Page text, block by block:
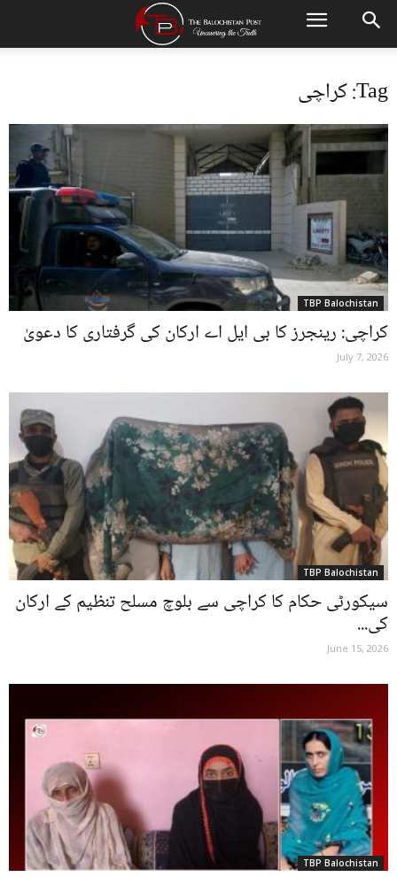
Tag: کراچی
TBP Balochistan
کراچی: رینجرز کا بی ایل اے ارکان کی گرفتاری کا دعویٰ
July 7, 2026
TBP Balochistan
سیکورٹی حکام کا کراچی سے بلوچ مسلح تنظیم کے ارکان
کی...
June 15, 2026
TBP Balochistan